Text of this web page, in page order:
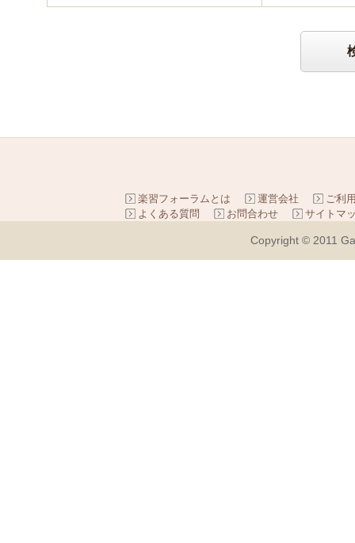
楽習フォーラムとは 運営会社
ご利
よくある質問
お問合わせ サイトマ
Copyright © 2011